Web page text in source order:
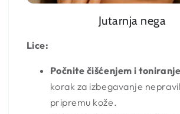
Jutarnja nega
Lice:
Počnite čišćenjem i
korak za izbegavanje
pripremu kože.